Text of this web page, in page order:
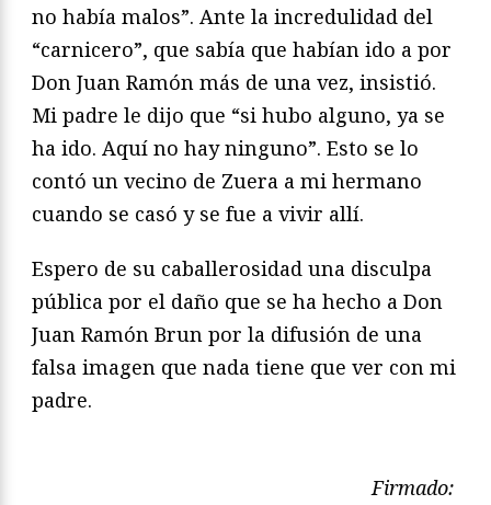
no había malos”. Ante la incredulidad del
“carnicero”, que sabía que habían ido a por
Don Juan Ramón más de una vez, insistió.
Mi padre le dijo que “si hubo alguno, ya se
ha ido. Aquí no hay ninguno”. Esto se lo
contó un vecino de Zuera a mi hermano
cuando se casó y se fue a vivir allí.
Espero de su caballerosidad una disculpa
pública por el daño que se ha hecho a Don
Juan Ramón Brun por la difusión de una
falsa imagen que nada tiene que ver con mi
padre.
Firmado: